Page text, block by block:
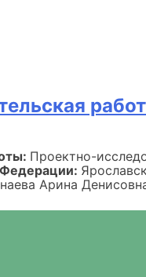
Проектно-
Арина